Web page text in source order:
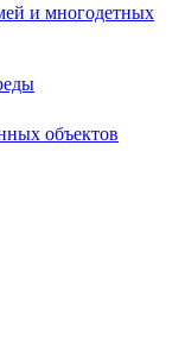
и многодетных
объектов